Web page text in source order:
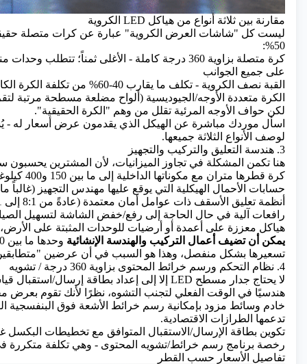
مقارنة بين ثلاثة أنواع من هياكل LED الكروية
50%:
كرة متصلة بزاوية 360 درجة كاملة - الأغلى ثمناً؛
على جميع الجوانب
القبة نصف الكروية - تكلف ما يقارب 40-60% من تكلفة الكرة الكاملة، حيث لا يلزم سوى نصف الأدوات المنحنية وهيكل الدعم
الكرة متعددة الأوجه/الجيوديسية (ألواح مضلعة مسطحة مرتبة
لكن حواف الأوجه المرئية تقلل من وهم "الكرة الحقيقية".
لوصف الأنواع الثلاثة جميعها.
3. هندسة التعليق والتركيب والتجهيز
هنا تكمن المشكلة في تجاوز الميزانيات، لأن المشترين
كرة قطرها متران مع مكوناتها الداخلية إلى ما بين 150 و400 كيلوغرام، ويتطلب تركيبها بأمان ما يلي:
حسابات الأحمال الهيكلية التي يوقع عليها مهندس التجهيز (غالباً
أنظمة تعليق الأسقف ذات عوامل أمان معتمدة (عادةً من 8:1 إلى 10:1 فوق الحمل الساكن) للتركيبات العلوية
رافعات آلية في حال الحاجة إلى رفع/خفض الشاشة لتسهيل
هياكل معززة على أعمدة أو أرضيات للوحدات المثبتة على
يمكن أن تضيف أعمال التركيب والهندسة الإنشائية
تسعيرها بشكل منفصل، وهذا هو السبب في أن عرضين
4. نظام التحكم ورسم خرائط المحتوى بزاوية 360 درجة / تشويه
لا يحتاج جدار LED مسطح
إلا إلى إعداد بطاقة إرسال/استقبال
هندسيًا في الوقت الفعلي لتجنب التشوه، نظرًا لأنك تقوم
خادم وسائط مزود بإمكانية رسم خرائط الأشعة فوق البنفسجية
تدعمها الطرازات الاقتصادية.
تكوين بطاقة الإرسال/الاستقبال المتوافق مع تخطيطات البكسل
رخصة برنامج رسم خرائط/تشويه المحتوى - وهي تكلفة متكررة
تفاصيل الأسعار حسب القطر